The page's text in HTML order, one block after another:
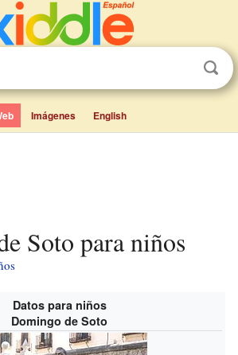
Imágenes English
Soto para niños
Datos para niños
Domingo de Soto